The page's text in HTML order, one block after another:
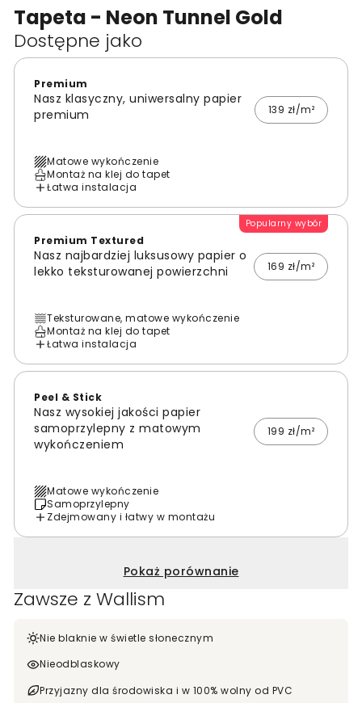
Tapeta - Neon Tunnel Gold
Dostępne jako
Premium
Nasz klasyczny, uniwersalny papier
premium
139 zł/m²
Matowe wykończenie
Montaż na klej do tapet
Łatwa instalacja
Popularny wybór
Premium Textured
Nasz najbardziej luksusowy papier o
lekko teksturowanej powierzchni
169 zł/m²
Teksturowane, matowe wykończenie
Montaż na klej do tapet
Łatwa instalacja
Peel & Stick
Nasz wysokiej jakości papier
samoprzylepny z matowym
wykończeniem
199 zł/m²
Matowe wykończenie
Samoprzylepny
Zdejmowany i łatwy w montażu
Pokaż porównanie
Zawsze z Wallism
Nie blaknie w świetle słonecznym
Nieodblaskowy
Przyjazny dla środowiska i w 100% wolny od PVC